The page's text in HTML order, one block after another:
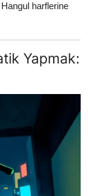
harflerine
Yapmak: